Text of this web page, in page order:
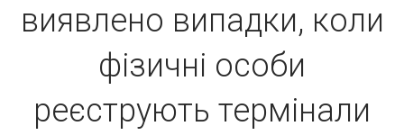
виявлено випадки, коли
фізичні особи
реєструють термінали